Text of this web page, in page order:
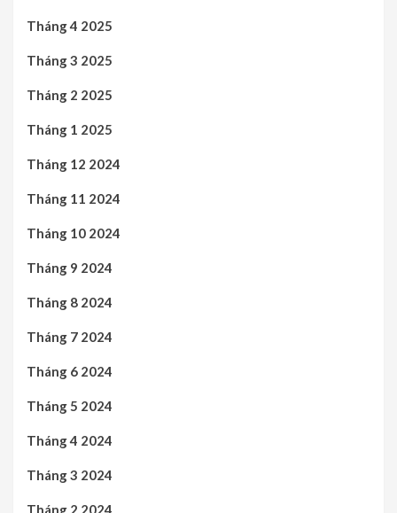
Tháng 4 2025
Tháng 3 2025
Tháng 2 2025
Tháng 1 2025
Tháng 12 2024
Tháng 11 2024
Tháng 10 2024
Tháng 9 2024
Tháng 8 2024
Tháng 7 2024
Tháng 6 2024
Tháng 5 2024
Tháng 4 2024
Tháng 3 2024
Tháng 2 2024